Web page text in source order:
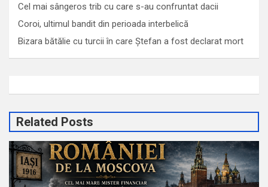
Cel mai sângeros trib cu care s-au confruntat dacii
Coroi, ultimul bandit din perioada interbelică
Bizara bătălie cu turcii în care Ștefan a fost declarat mort
Related Posts